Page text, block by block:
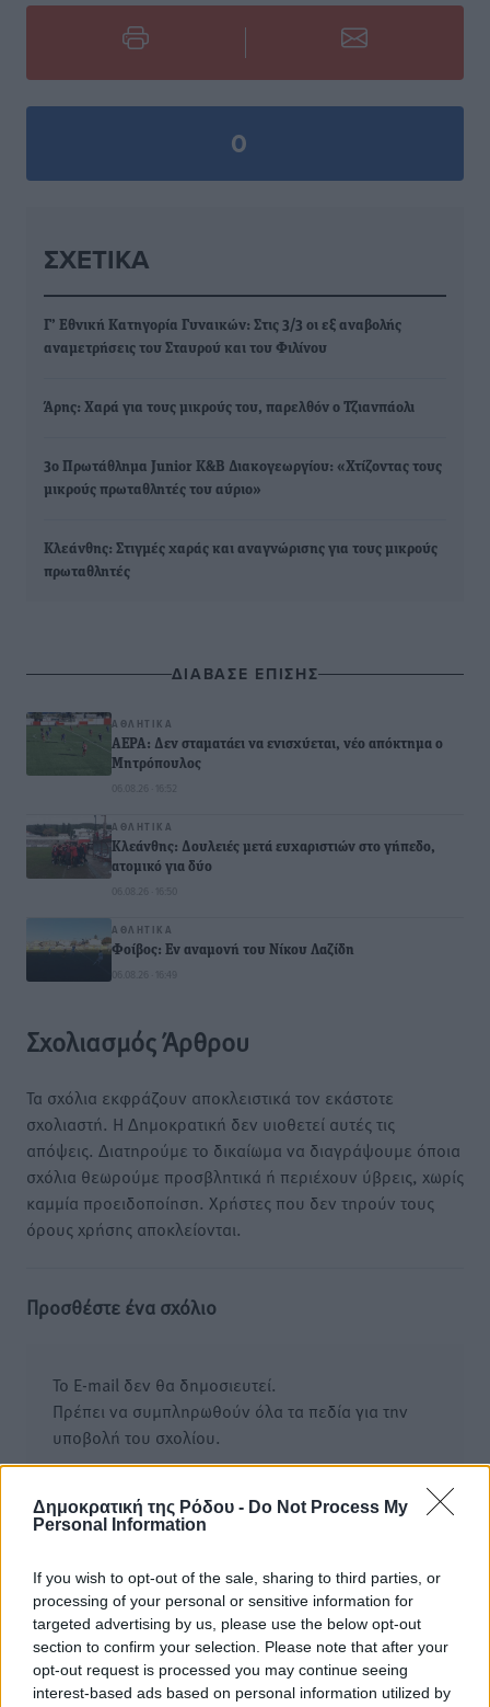
Δημοκρατική της Ρόδου - Do Not Process My
Personal Information
If you wish to opt-out of the sale, sharing to third parties, or
processing of your personal or sensitive information for
targeted advertising by us, please use the below opt-out
section to confirm your selection. Please note that after your
opt-out request is processed you may continue seeing
interest-based ads based on personal information utilized by
0
ΣΧΕΤΙΚΆ
Γ’ Εθνική Κατηγορία Γυναικών: Στις 3/3 οι εξ αναβολής
αναμετρήσεις του Σταυρού και του Φιλίνου
Άρης: Χαρά για τους μικρούς του, παρελθόν ο Τζιανπάολι
3ο Πρωτάθλημα Junior Κ&Β Διακογεωργίου: «Χτίζοντας τους
μικρούς πρωταθλητές του αύριο»
Κλεάνθης: Στιγμές χαράς και αναγνώρισης για τους μικρούς
πρωταθλητές
ΔΙΑΒΑΣΕ ΕΠΙΣΗΣ
ΑΘΛΗΤΙΚΆ
ΑΕΡΑ: Δεν σταματάει να ενισχύεται, νέο απόκτημα ο
Μητρόπουλος
06.08.26 · 16:52
ΑΘΛΗΤΙΚΆ
Κλεάνθης: Δουλειές μετά ευχαριστιών στο γήπεδο,
ατομικό για δύο
06.08.26 · 16:50
ΑΘΛΗΤΙΚΆ
Φοίβος: Εν αναμονή του Νίκου Λαζίδη
06.08.26 · 16:49
Σχολιασμός Άρθρου
Τα σχόλια εκφράζουν αποκλειστικά τον εκάστοτε
σχολιαστή. Η Δημοκρατική δεν υιοθετεί αυτές τις
απόψεις. Διατηρούμε το δικαίωμα να διαγράψουμε όποια
σχόλια θεωρούμε προσβλητικά ή περιέχουν ύβρεις, χωρίς
καμμία προειδοποίηση. Χρήστες που δεν τηρούν τους
όρους χρήσης αποκλείονται.
Προσθέστε ένα σχόλιο
Το E-mail δεν θα δημοσιευτεί.
Πρέπει να συμπληρωθούν όλα τα πεδία για την
υποβολή του σχολίου.
Φύλαξε τα στοιχεία μου για την επόμενη φορά.